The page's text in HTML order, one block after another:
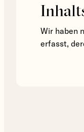
Wir haben
erfasst,